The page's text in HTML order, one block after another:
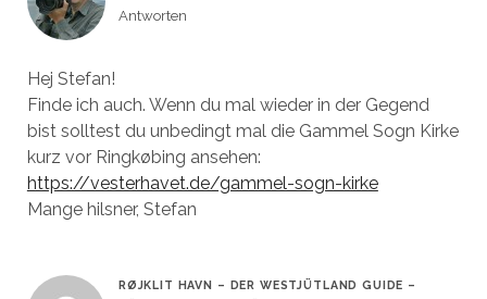
Antworten
Hej Stefan!
Finde ich auch. Wenn du mal wieder in der Gegend
bist solltest du unbedingt mal die Gammel Sogn Kirke
kurz vor Ringkøbing ansehen:
https://vesterhavet.de/gammel-sogn-kirke
Mange hilsner, Stefan
RØJKLIT HAVN – DER WESTJÜTLAND GUIDE –